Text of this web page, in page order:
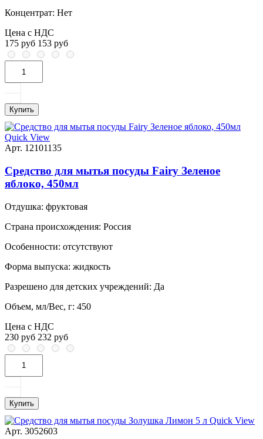
Концентрат: Нет
Цена с НДС
175 руб 153 руб
Купить
Quick View
Арт. 12101135
Средство для мытья посуды Fairy Зеленое
яблоко, 450мл
Отдушка: фруктовая
Страна происхождения: Россия
Особенности: отсутствуют
Форма выпуска: жидкость
Разрешено для детских учреждений: Да
Объем, мл/Вес, г: 450
Цена с НДС
230 руб 232 руб
Купить
Quick View
Арт. 3052603